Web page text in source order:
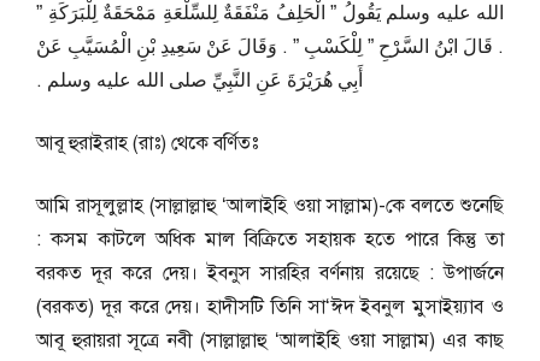
الله عليه وسلم يَقُولُ ‏”‏ الْحَلِفُ مَنْفَقَةٌ لِلسِّلْعَةِ مَمْحَقَةٌ لِلْبَرَكَةِ ‏”‏
‏.‏ قَالَ ابْنُ السَّرْحِ ‏”‏ لِلْكَسْبِ ‏”‏ ‏.‏ وَقَالَ عَنْ سَعِيدِ بْنِ الْمُسَيَّبِ عَنْ
أَبِي هُرَيْرَةَ عَنِ النَّبِيِّ صلى الله عليه وسلم ‏.‏
আবূ হুরাইরাহ (রাঃ) থেকে বর্ণিতঃ
আমি রাসূলুল্লাহ (সাল্লাল্লাহু ‘আলাইহি ওয়া সাল্লাম)-কে বলতে শুনেছি
: কসম কাটলে অধিক মাল বিক্রিতে সহায়ক হতে পারে কিন্তু তা
বরকত দূর করে দেয়। ইবনুস সারহির বর্ণনায় রয়েছে : উপার্জনে
(বরকত) দূর করে দেয়। হাদীসটি তিনি সা‘ঈদ ইবনুল মুসাইয়্যাব ও
আবূ হুরায়রা সূত্রে নবী (সাল্লাল্লাহু ‘আলাইহি ওয়া সাল্লাম) এর কাছ